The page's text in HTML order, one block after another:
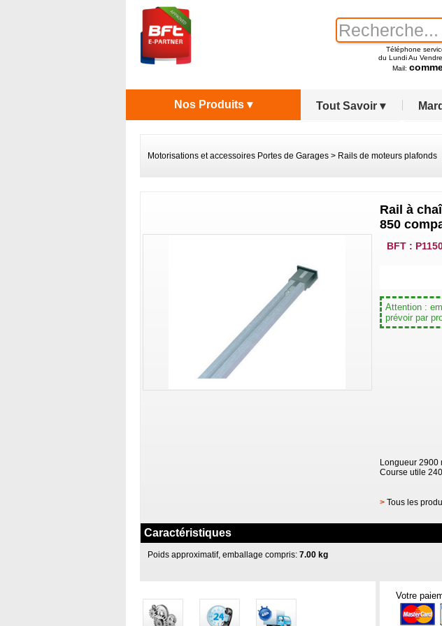
Téléphone
du Lundi Au
Mail:
Tout Savoir ▾
Nos Produits ▾
Motorisations et accessoires Portes de Garages> Rails de moteurs plafonds
Rail à
850
BFT :
Attention :
prévoir par
Longueur 2900
Course utile
> Tous les
Caractéristiques
Poids approximatif, emballage compris:7.00 kg
Votre